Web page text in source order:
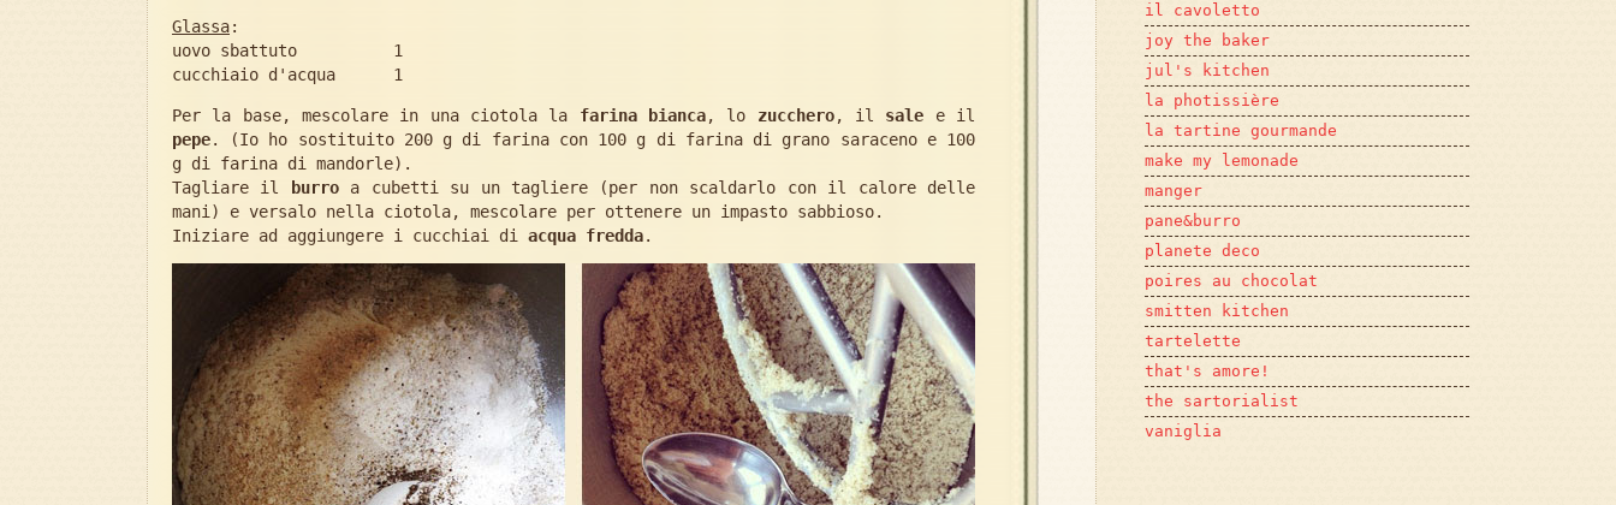
Glassa:
uovo sbattuto 1
cucchiaio d'acqua 1
Per la base, mescolare in una ciotola la farina bianca, lo zucchero, il sale e il
pepe. (Io ho sostituito 200 g di farina con 100 g di farina di grano saraceno e 100
g di farina di mandorle).
Tagliare il
burroa cubetti su un tagliere (per non scaldarlo con il calore delle
mani) e versalo nella ciotola, mescolare per ottenere un impasto sabbioso.
Iniziare ad aggiungere i cucchiai di acqua fredda.
il cavoletto
joy the baker
jul's kitchen
la photissière
la tartine gourmande
make my lemonade
manger
pane&burro
planete deco
poires au chocolat
smitten kitchen
tartelette
that's amore!
the sartorialist
vaniglia